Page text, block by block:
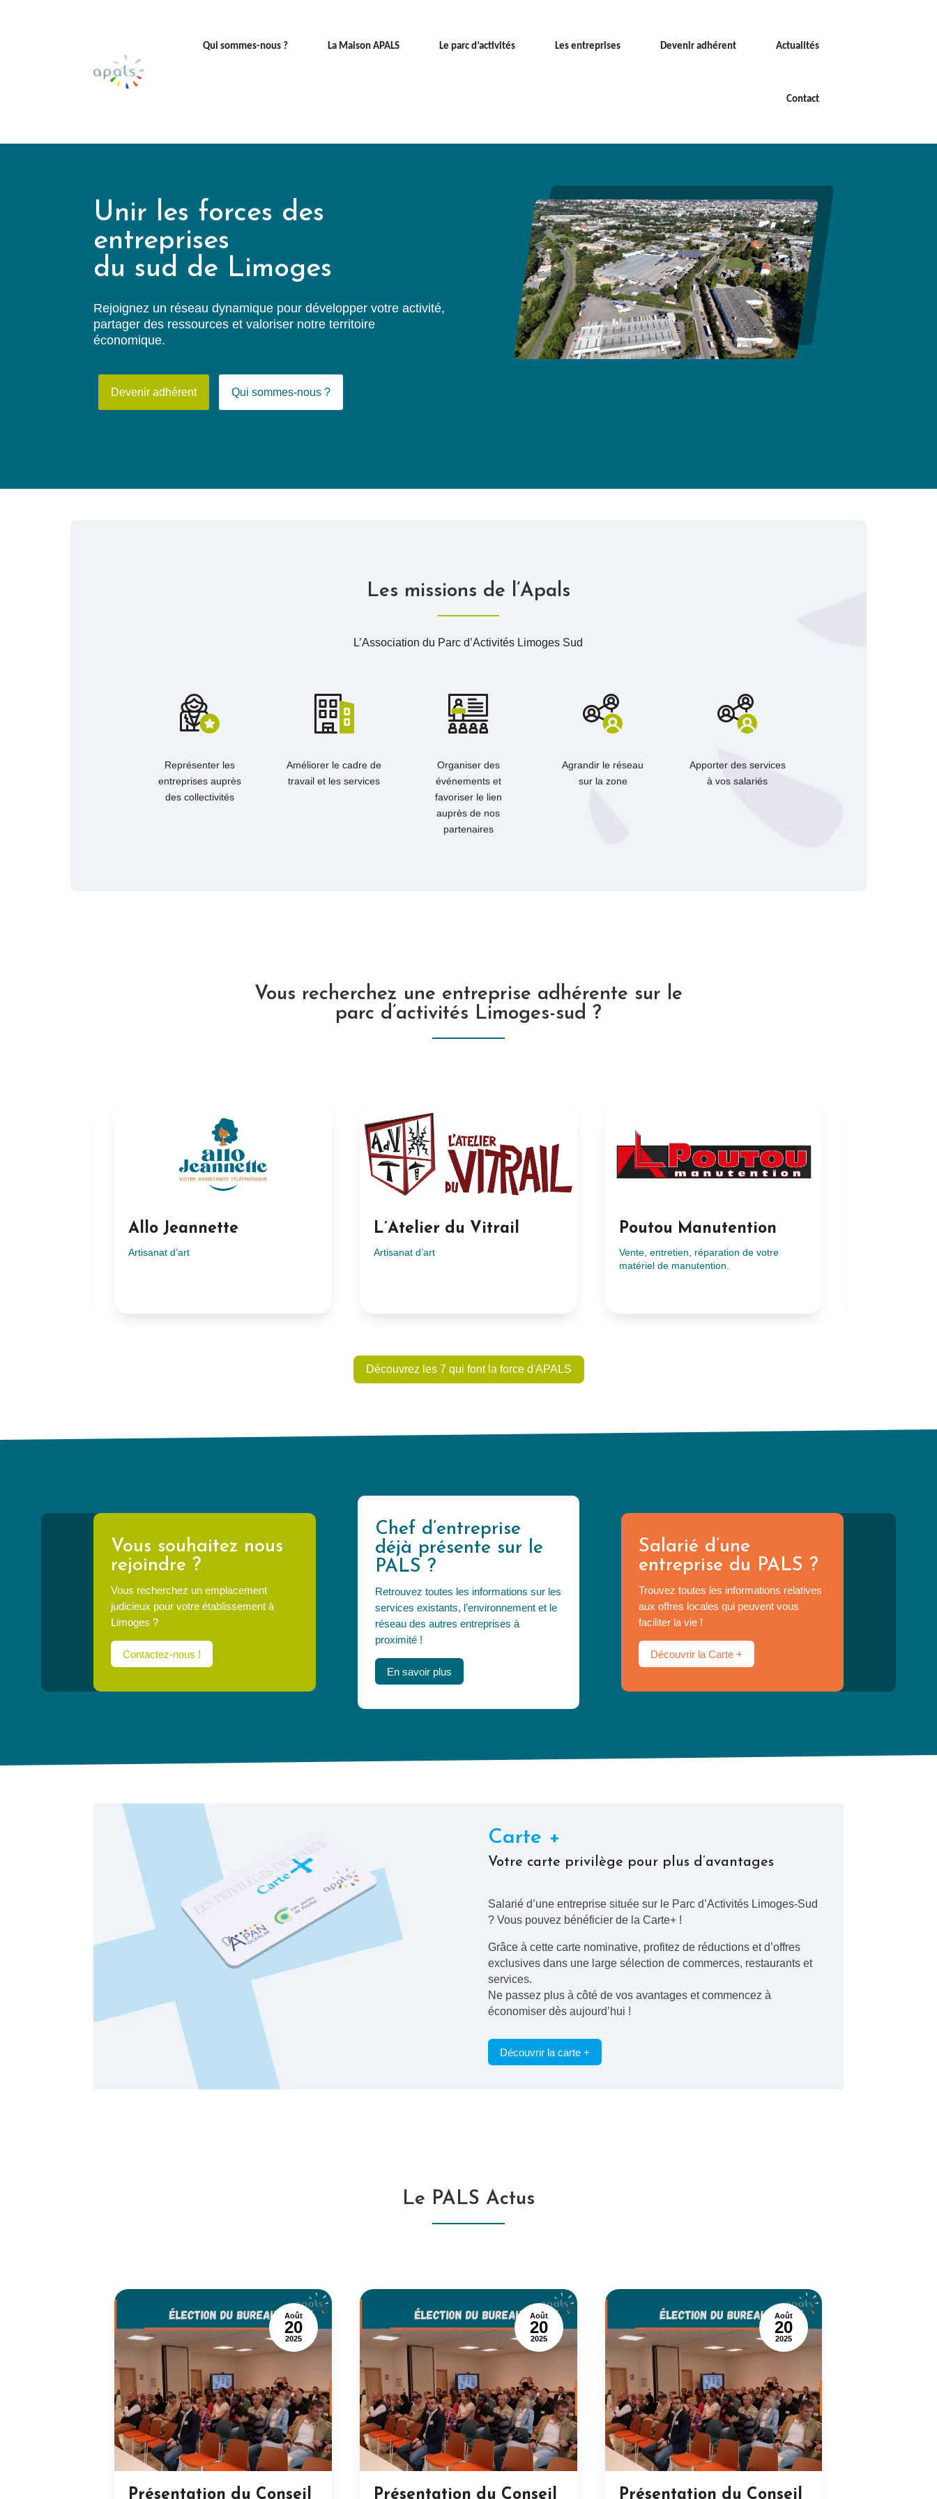
Qui sommes-nous ? La Maison APALS Le parc d’activités Les entreprises Devenir adhérent Actualités
Contact
Unir les forces des
entreprises
du sud de Limoges
Rejoignez un réseau dynamique pour développer votre activité,
partager des ressources et valoriser notre territoire
économique.
Devenir adhérent Qui sommes-nous ?
Les missions de l’Apals
L’Association du Parc d’Activités Limoges Sud
Représenter les
entreprises auprès
des collectivités
Améliorer le cadre de
travail et les services
Organiser des
événements et
favoriser le lien
auprès de nos
partenaires
Agrandir le réseau
sur la zone
Apporter des services
à vos salariés
Vous recherchez une entreprise adhérente sur le
parc d’activités Limoges-sud ?
Allo Jeannette
Artisanat d’art
L’Atelier du Vitrail
Artisanat d’art
Poutou Manutention
Vente, entretien, réparation de votre
matériel de manutention.
Découvrez les 7 qui font la force d'APALS
Vous souhaitez nous
rejoindre ?
Vous recherchez un emplacement
judicieux pour votre établissement à
Limoges ?
Contactez-nous !
Chef d’entreprise
déjà présente sur le
PALS ?
Retrouvez toutes les informations sur les
services existants, l’environnement et le
réseau des autres entreprises à
proximité !
En savoir plus
Salarié d’une
entreprise du PALS ?
Trouvez toutes les informations relatives
aux offres locales qui peuvent vous
faciliter la vie !
Découvrir la Carte +
Carte +
Votre carte privilège pour plus d’avantages
Salarié d’une entreprise située sur le Parc d’Activités Limoges-Sud
? Vous pouvez bénéficier de la Carte+ !
Grâce à cette carte nominative, profitez de réductions et d’offres
exclusives dans une large sélection de commerces, restaurants et
services.
Ne passez plus à côté de vos avantages et commencez à
économiser dès aujourd’hui !
Découvrir la carte +
Le PALS Actus
Août
20
2025
Présentation du Conseil
Août
20
2025
Présentation du Conseil
Août
20
2025
Présentation du Conseil